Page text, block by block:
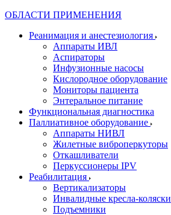
ОБЛАСТИ ПРИМЕНЕНИЯ
Реанимация и анестезиология
Аппараты ИВЛ
Аспираторы
Инфузионные насосы
Кислородное оборудование
Мониторы пациента
Энтеральное питание
Функциональная диагностика
Паллиативное оборудование
Аппараты НИВЛ
Жилетные виброперкуторы
Откашливатели
Перкуссионеры IPV
Реабилитация
Вертикализаторы
Инвалидные кресла-коляски
Подъемники